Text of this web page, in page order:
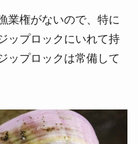
業権がないので、特に
ップロックにいれて持
ップロックは常備して